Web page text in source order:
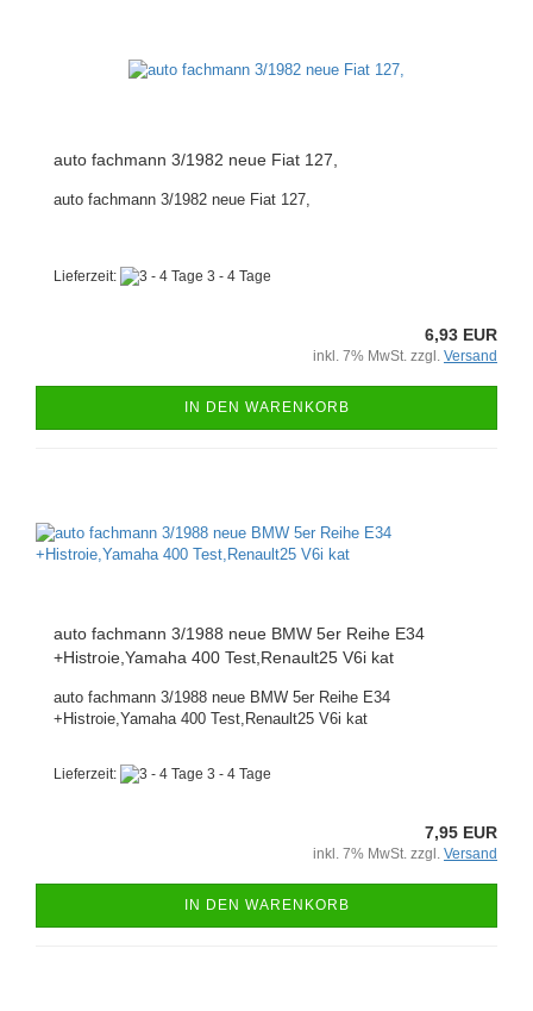
auto fachmann 3/1982 neue Fiat 127,
auto fachmann 3/1982 neue Fiat 127,
Lieferzeit: 3 - 4 Tage
6,93 EUR
inkl. 7% MwSt. zzgl. Versand
IN DEN WARENKORB
auto fachmann 3/1988 neue BMW 5er Reihe E34
+Histroie,Yamaha 400 Test,Renault25 V6i kat
auto fachmann 3/1988 neue BMW 5er Reihe E34
+Histroie,Yamaha 400 Test,Renault25 V6i kat
Lieferzeit: 3 - 4 Tage
7,95 EUR
inkl. 7% MwSt. zzgl. Versand
IN DEN WARENKORB